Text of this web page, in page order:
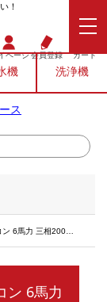
！
ページ会員登録 カート
機 洗浄機
ス
ツイン》 エクシードハイパー
ン 6馬力